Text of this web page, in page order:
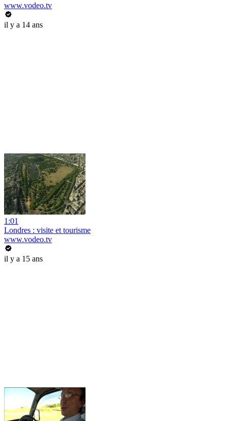
www.vodeo.tv
il y a 14 ans
1:01
Londres : visite et tourisme
www.vodeo.tv
il y a 15 ans